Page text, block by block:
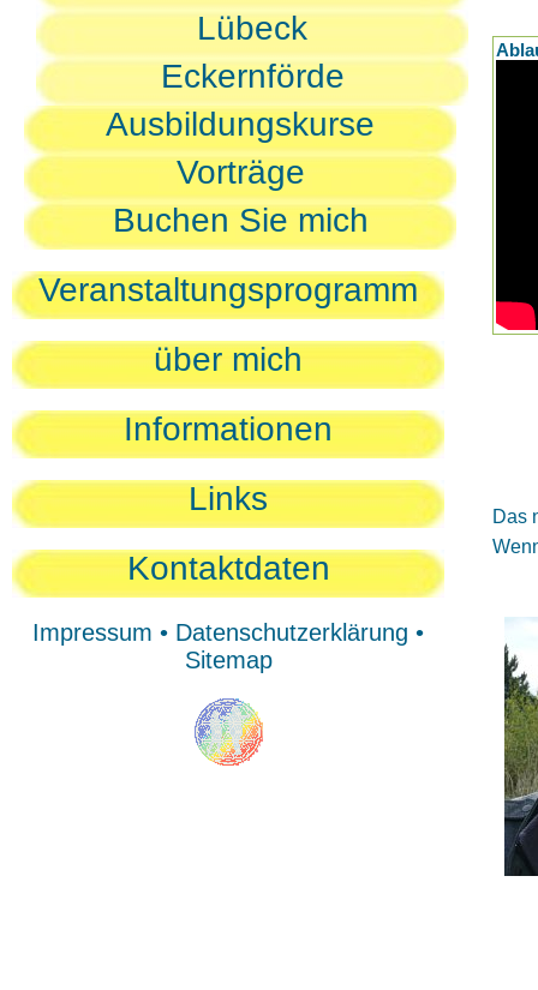
Lübeck
Eckernförde
Ausbildungskurse
Vorträge
Buchen Sie mich
Veranstaltungsprogramm
über mich
Informationen
Links
Kontaktdaten
Impressum • Datenschutzerklärung •
Sitemap
Das